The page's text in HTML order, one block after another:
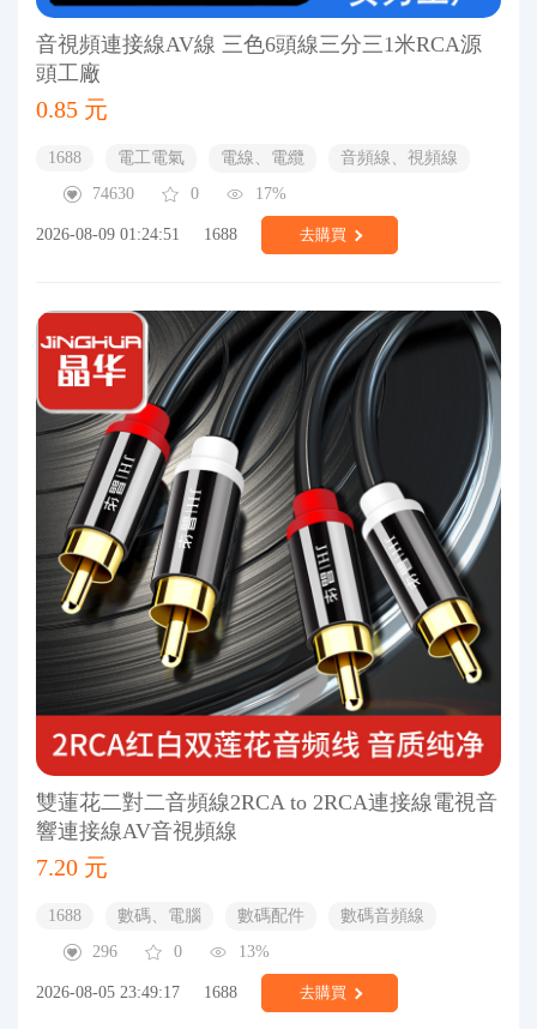
音視頻連接線AV線 三色6頭線三分三1米RCA源
頭工廠
0.85 元
1688 電工電氣 電線、電纜
音頻線、視頻線
74630
0 17%
2026-08-09 01:24:51 1688 去購買
雙蓮花二對二音頻線2RCA to 2RCA連接線電視音
響連接線AV音視頻線
7.20 元
1688 數碼、電腦 數碼配件
數碼音頻線
296
0 13%
2026-08-05 23:49:17 1688 去購買